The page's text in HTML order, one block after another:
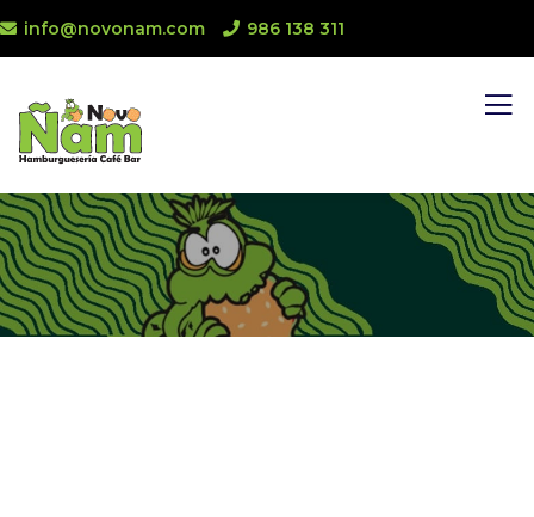
info@novonam.com 986 138 311